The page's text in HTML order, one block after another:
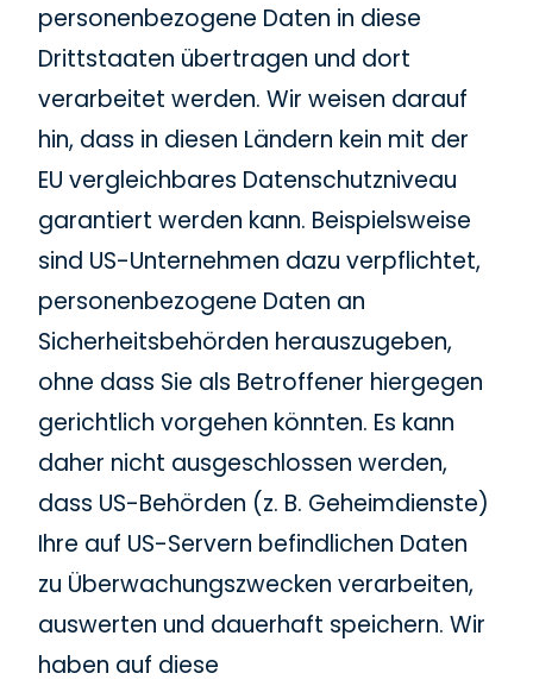
personenbezogene Daten in diese
Drittstaaten übertragen und dort
verarbeitet werden. Wir weisen darauf
hin, dass in diesen Ländern kein mit der
EU vergleichbares Datenschutzniveau
garantiert werden kann. Beispielsweise
sind US-Unternehmen dazu verpflichtet,
personenbezogene Daten an
Sicherheitsbehörden herauszugeben,
ohne dass Sie als Betroffener hiergegen
gerichtlich vorgehen könnten. Es kann
daher nicht ausgeschlossen werden,
dass US-Behörden (z. B. Geheimdienste)
Ihre auf US-Servern befindlichen Daten
zu Überwachungszwecken verarbeiten,
auswerten und dauerhaft speichern. Wir
haben auf diese